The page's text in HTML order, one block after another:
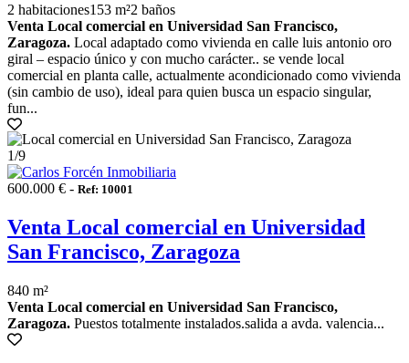
2 habitaciones153 m²2 baños
Venta Local comercial en Universidad San Francisco,
Zaragoza. Local adaptado como vivienda en calle luis antonio oro
giral – espacio único y con mucho carácter.. se vende local
comercial en planta calle, actualmente acondicionado como vivienda
(sin cambio de uso), ideal para quien busca un espacio singular,
fun...
1/9
600.000 € - Ref: 10001
Venta Local comercial en Universidad
San Francisco, Zaragoza
840 m²
Venta Local comercial en Universidad San Francisco,
Zaragoza. Puestos totalmente instalados.salida a avda. valencia...